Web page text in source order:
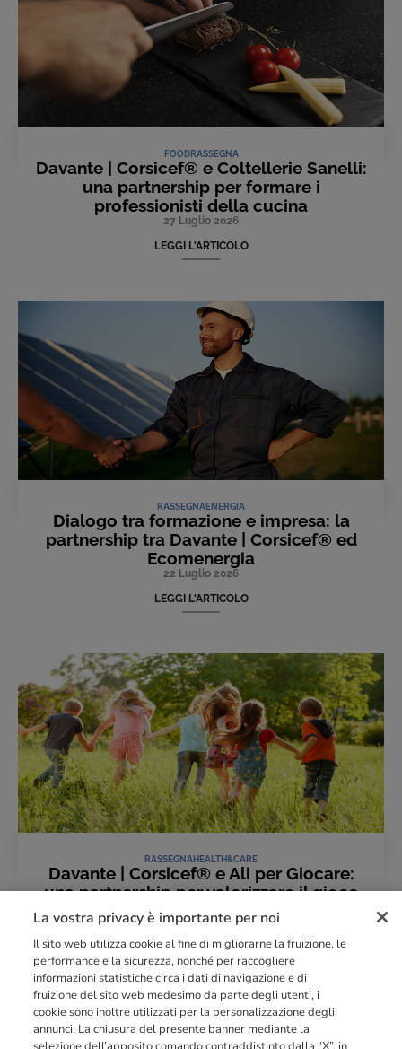
FOODRASSEGNA
Davante | Corsicef® e Coltellerie Sanelli:
una partnership per formare i
professionisti della cucina
27 Luglio 2026
LEGGI L'ARTICOLO
RASSEGNAENERGIA
Dialogo tra formazione e impresa: la
partnership tra Davante | Corsicef® ed
Ecomenergia
22 Luglio 2026
LEGGI L'ARTICOLO
RASSEGNAHEALTH&CARE
Davante | Corsicef® e Ali per Giocare:
una partnership per valorizzare il gioco
come strumento educativo
06 Luglio 2026
LEGGI L'ARTICOLO
Punto di riferimento didimensione europeanellaformazione
professionale orientata al mercato del lavoro con più di140.000 studenti
La vostra privacy è importante per noi
Il sito web utilizza cookie al fine di migliorarne la fruizione, le
performance e la sicurezza, nonché per raccogliere
informazioni statistiche circa i dati di navigazione e di
fruizione del sito web medesimo da parte degli utenti, i
cookie sono inoltre utilizzati per la personalizzazione degli
annunci. La chiusura del presente banner mediante la